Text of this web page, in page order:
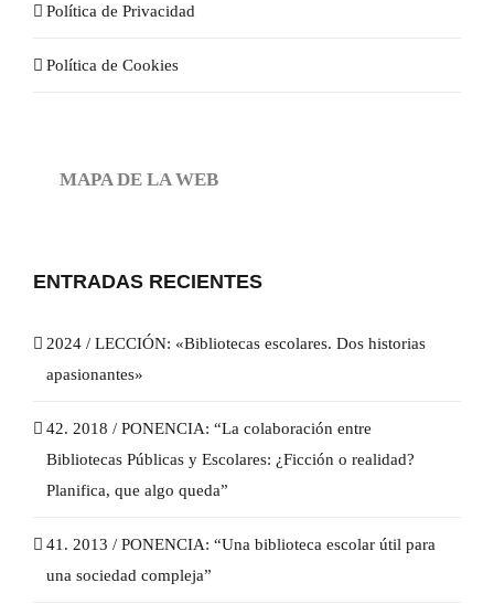
Política de Privacidad
Política de Cookies
MAPA DE LA WEB
ENTRADAS RECIENTES
2024 / LECCIÓN: «Bibliotecas escolares. Dos historias
apasionantes»
42. 2018 / PONENCIA: “La colaboración entre
Bibliotecas Públicas y Escolares: ¿Ficción o realidad?
Planifica, que algo queda”
41. 2013 / PONENCIA: “Una biblioteca escolar útil para
una sociedad compleja”